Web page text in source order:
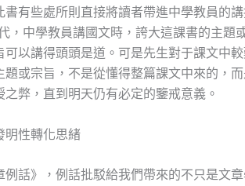
有些處所則直接將讀者帶進中學教員的
，中學教員講國文時，誇大這課書的主題
可以講得頭頭是道。可是先生對于課文中
或宗旨，不是從懂得整篇課文中來的，
弊，直到明天仍有必定的鑒戒意義。
明性轉化思緒
例話》，例話批駁給我們帶來的不只是文